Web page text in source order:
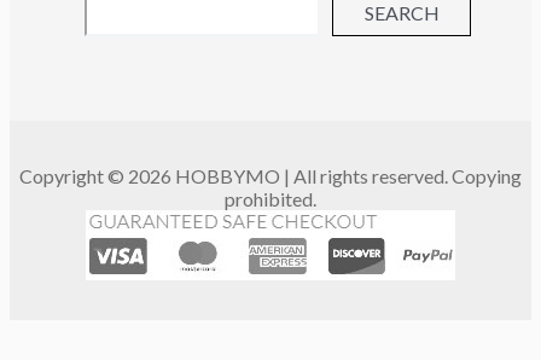
SEARCH
Copyright © 2026 HOBBYMO | All rights reserved. Copying
prohibited.